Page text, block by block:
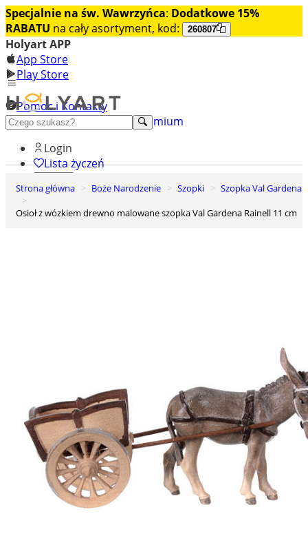
Specjalnie na św. Wawrzyńca: Dodatkowe 15%
RABATU na cały asortyment, kod: 260807
Holyart APP
App Store
Play Store
Pomoc i Kontakty
+48 222 922 860
Odkryj premium
Login
Lista życzeń
0
Strona główna Boże Narodzenie Szopki
Szopka Val Gardena
Osioł z wózkiem drewno malowane szopka Val Gardena Rainell 11 cm